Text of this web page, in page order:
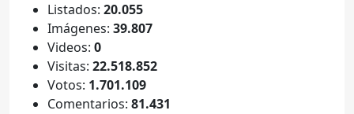
Listados: 20.055
Imágenes: 39.807
Videos: 0
Visitas: 22.518.852
Votos: 1.701.109
Comentarios: 81.431